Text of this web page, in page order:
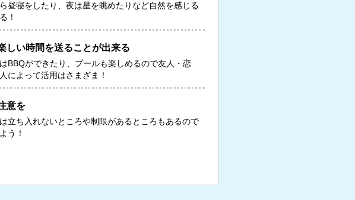
昼寝をしたり、夜は星を眺めたりなど自然を感じる
！
しい時間を送ることが出来る
BBQができたり、プールも楽しめるので友人・恋
によって活用はさまざま！
意を
立ち入れないところや制限があるところもあるので
う！